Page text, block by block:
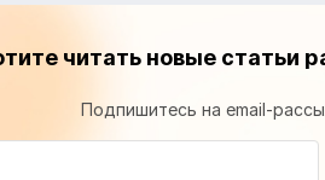
читать новые статьи
Подпишитесь на email-